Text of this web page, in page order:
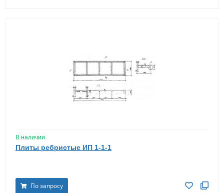
В наличии
Плиты ребристые ИП 1-1-1
По запросу